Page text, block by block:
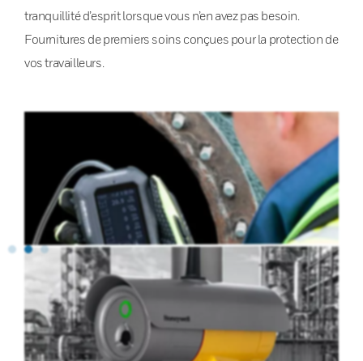
tranquillité d’esprit lorsque vous n’en avez pas besoin.
Fournitures de premiers soins conçues pour la protection de
vos travailleurs.